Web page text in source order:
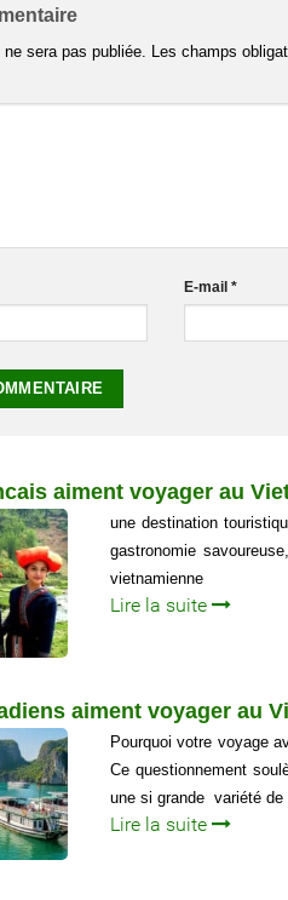
sera pas publiée. Les champs
E-mail *
aiment voyager au
une destination
gastronomie
vietnamienne
Lire la suite
aiment voyager au
Pourquoi votre voyage
Ce questionnement
une si grande variété de
Lire la suite